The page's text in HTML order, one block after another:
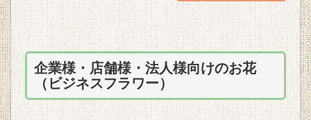
企業様・店舗様・法人様向けのお花
（ビジネスフラワー）